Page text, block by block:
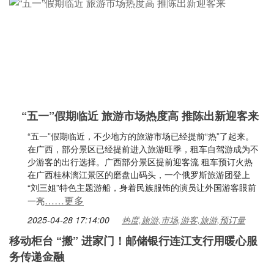
“五一”假期临近 旅游市场热度高 推陈出新迎客来
“五一”假期临近，不少地方的旅游市场已经提前“热”了起来。
在广西，部分景区已经提前进入旅游旺季，租车自驾游成为不
少游客的出行选择。广西部分景区提前迎客流 租车预订火热
在广西桂林漓江景区的磨盘山码头，一个俄罗斯旅游团登上
“刘三姐”特色主题游船，身着民族服饰的演员让外国游客眼前
一亮……更多
2025-04-28 17:14:00 热度,旅游,市场,游客,旅游,预订量
移动柜台 “搬” 进家门！邮储银行连江支行用暖心服
务传递金融